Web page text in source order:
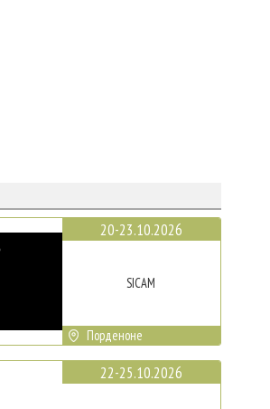
20-23.10.2026
SICAM
Порденоне
22-25.10.2026